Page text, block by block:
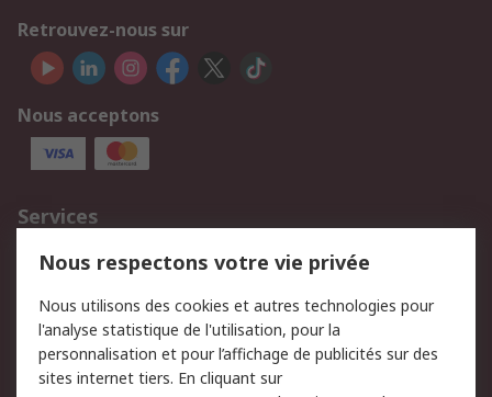
Retrouvez-nous sur
Nous acceptons
Services
750.000 produits
2.500 marques
Retours
Support technique
Track & trace
Nous respectons votre vie privée
Nous utilisons des cookies et autres technologies pour
l'analyse statistique de l'utilisation, pour la
personnalisation et pour l’affichage de publicités sur des
sites internet tiers. En cliquant sur